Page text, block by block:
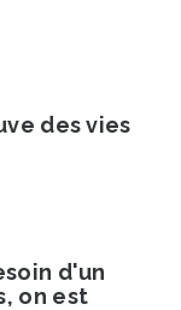
des vies
d'un
on est